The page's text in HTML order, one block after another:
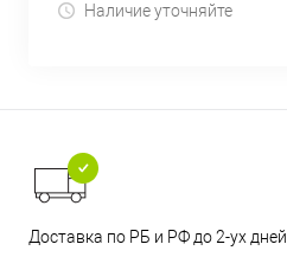
Наличие уточняйте
Доставка по РБ и РФ до 2-ух дней